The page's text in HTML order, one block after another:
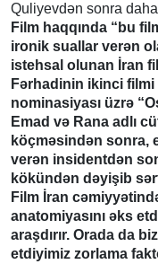
Quliyevdən sonra
Film haqqında “bu
ironik suallar verən
istehsal olunan İran
Fərhadinin ikinci filmi
nominasiyası üzrə
Emad və Rana adlı
köçməsindən sonra,
verən insidentdən
kökündən dəyişib
Film İran
anatomiyasını əks
araşdırır. Orada da
etdiyimiz zorlama